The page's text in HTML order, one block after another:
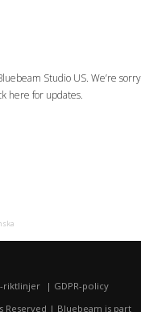
Studio US. We’re sorry
here for updates.
riktlinjer
GDPR-policy
Reserved | Bluebeam is part